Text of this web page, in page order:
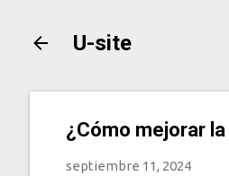
U-site
¿Cómo mejorar
septiembre 11, 2024